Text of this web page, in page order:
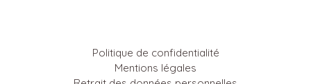
Politique de confidentialité
Mentions légales